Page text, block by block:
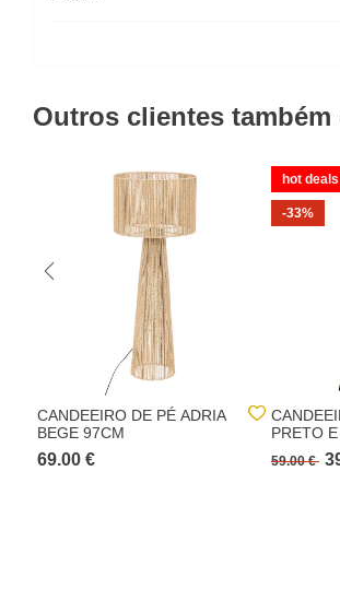
Outros clientes também
CANDEEIRO DE PÉ ADRIA
BEGE 97CM
69.00 €
hot deals
-33%
PRETO E
59.00 €